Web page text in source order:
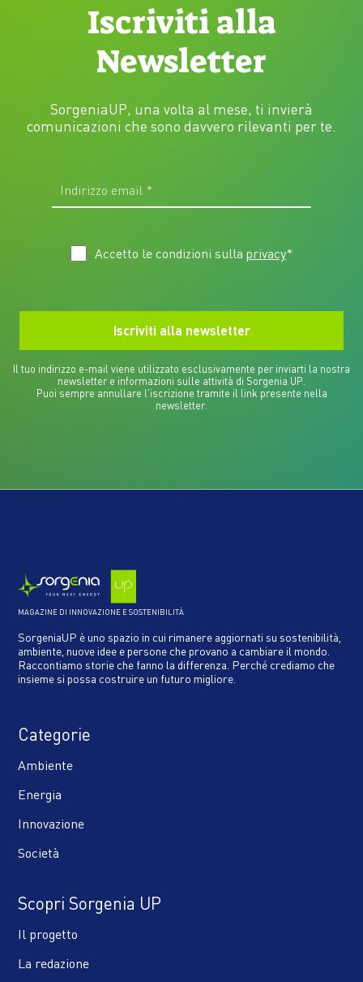
Iscriviti alla
Newsletter
SorgeniaUP, una volta al mese, ti invierà
comunicazioni che sono davvero rilevanti per te.
Accetto le condizioni sulla privacy*
Il tuo indirizzo e-mail viene utilizzato esclusivamente per inviarti la nostra
newsletter e informazioni sulle attività di Sorgenia UP.
Puoi sempre annullare l'iscrizione tramite il link presente nella
newsletter.
MAGAZINE DI INNOVAZIONE E SOSTENIBILITÀ
SorgeniaUP è uno spazio in cui rimanere aggiornati su sostenibilità,
ambiente, nuove idee e persone che provano a cambiare il mondo.
Raccontiamo storie che fanno la differenza. Perché crediamo che
insieme si possa costruire un futuro migliore.
Categorie
Ambiente
Energia
Innovazione
Società
Scopri Sorgenia UP
Il progetto
La redazione